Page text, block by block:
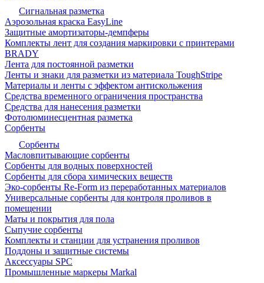
Сигнальная разметка
Аэрозольная краска EasyLine
Защитные амортизаторы-демпферы
Комплекты лент для создания маркировки с принтерами
BRADY
Лента для постоянной разметки
Ленты и знаки для разметки из материала ToughStripe
Материалы и ленты с эффектом антискольжения
Средства временного ограничения пространства
Средства для нанесения разметки
Фотолюминесцентная разметка
Сорбенты
Сорбенты
Масловпитывающие сорбенты
Сорбенты для водных поверхностей
Сорбенты для сбора химических веществ
Эко-сорбенты Re-Form из переработанных материалов
Универсальные сорбенты для контроля проливов в
помещении
Маты и покрытия для пола
Сыпучие сорбенты
Комплекты и станции для устранения проливов
Поддоны и защитные системы
Аксессуары SPC
Промышленные маркеры Markal